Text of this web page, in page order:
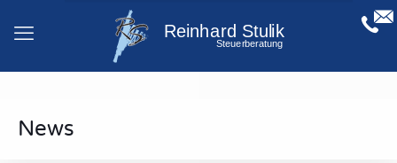
News